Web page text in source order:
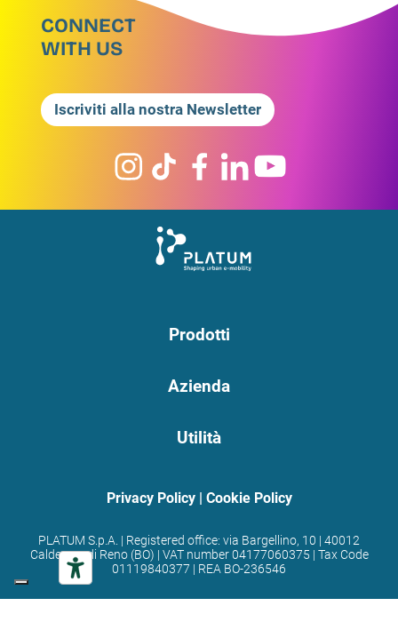
CONNECT
WITH US
Iscriviti alla nostra Newsletter
Prodotti
Azienda
Utilità
Privacy Policy| Cookie Policy
PLATUM S.p.A. | Registered office: via Bargellino, 10 | 40012
Calderara di Reno (BO) | VAT number 04177060375 | Tax Code
01119840377 | REA BO-236546